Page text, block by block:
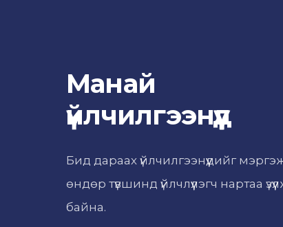
Манай
үйлчилгээнүүд
Бид дараах үйлчилгээнүүдийг
өндөр түвшинд үйлчлүүлэгч нартаа
байна.